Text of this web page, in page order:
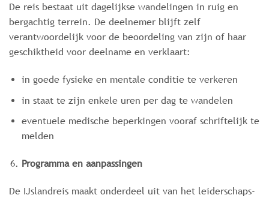
De reis bestaat uit dagelijkse wandelingen in ruig en
bergachtig terrein. De deelnemer blijft zelf
verantwoordelijk voor de beoordeling van zijn of haar
geschiktheid voor deelname en verklaart:
in goede fysieke en mentale conditie te verkeren
in staat te zijn enkele uren per dag te wandelen
eventuele medische beperkingen vooraf schriftelijk te
melden
Programma en aanpassingen
De IJslandreis maakt onderdeel uit van het leiderschaps-